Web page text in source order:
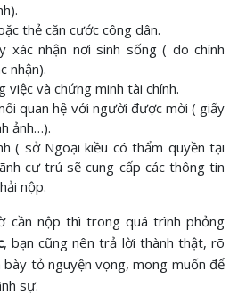
thẻ căn cước công dân.
xác nhận nơi sinh sống ( do chính
nhận).
việc và chứng minh tài chính.
quan hệ với người được mời ( giấy
ảnh…).
( sở Ngoại kiều có thẩm quyền tại
cư trú sẽ cung cấp các thông tin
nộp.
cần nộp thì trong quá trình phỏng
, bạn cũng nên trả lời thành thật, rõ
tỏ nguyện vọng, mong muốn để
sự.